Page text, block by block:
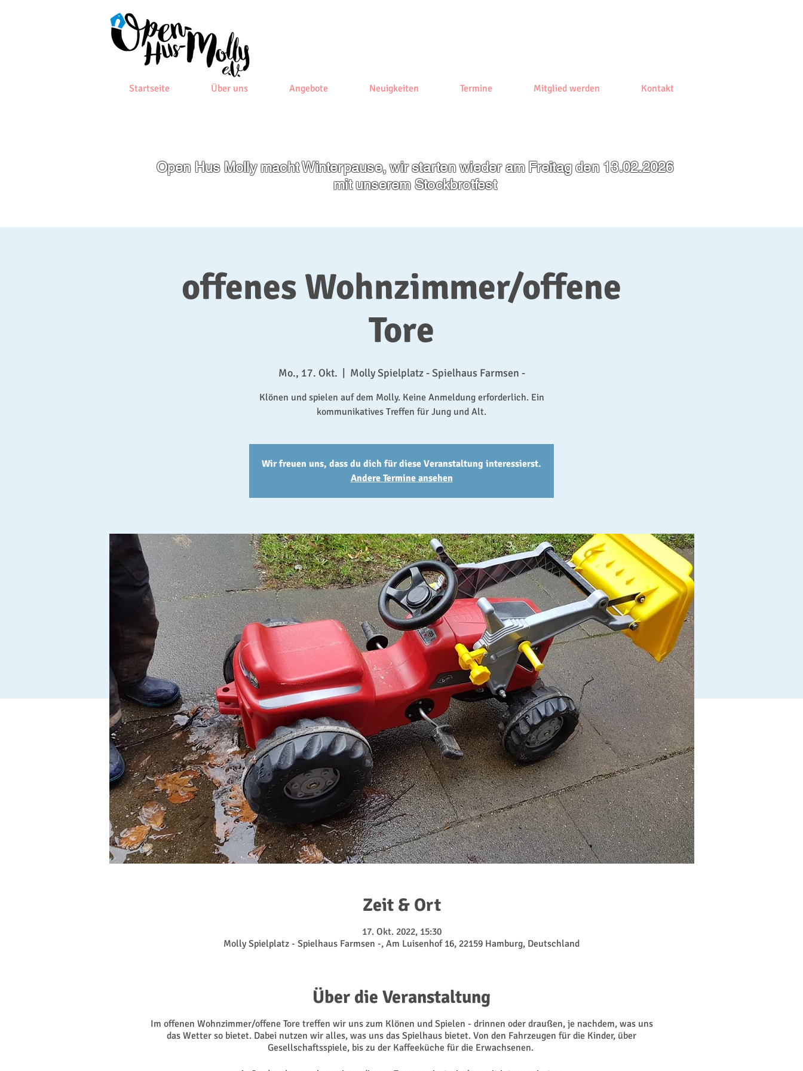
Startseite Über uns Angebote Neuigkeiten Termine Mitglied werden Kontakt
Open Hus Molly macht Winterpause, wir starten wieder am Freitag den 13.02.2026
mit unserem Stockbrotfest
offenes Wohnzimmer/offene
Tore
Mo., 17. Okt. Molly Spielplatz - Spielhaus Farmsen -
Klönen und spielen auf dem Molly. Keine Anmeldung erforderlich. Ein
kommunikatives Treffen für Jung und Alt.
Wir freuen uns, dass du dich für diese Veranstaltung interessierst.
Andere Termine ansehen
Zeit & Ort
17. Okt. 2022, 15:30
Molly Spielplatz - Spielhaus Farmsen -, Am Luisenhof 16, 22159 Hamburg, Deutschland
Über die Veranstaltung
Im offenen Wohnzimmer/offene Tore treffen wir uns zum Klönen und Spielen - drinnen oder draußen, je nachdem, was uns
das Wetter so bietet. Dabei nutzen wir alles, was uns das Spielhaus bietet. Von den Fahrzeugen für die Kinder, über
Gesellschaftsspiele, bis zu der Kaffeeküche für die Erwachsenen.